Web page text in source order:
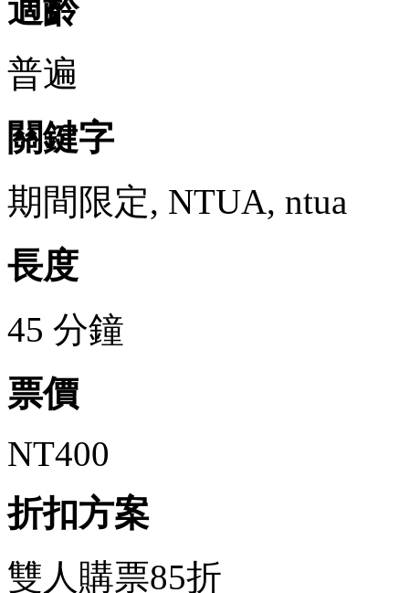
適齡
普遍
關鍵字
期間限定, NTUA, ntua
長度
45 分鐘
票價
NT400
折扣方案
雙人購票85折